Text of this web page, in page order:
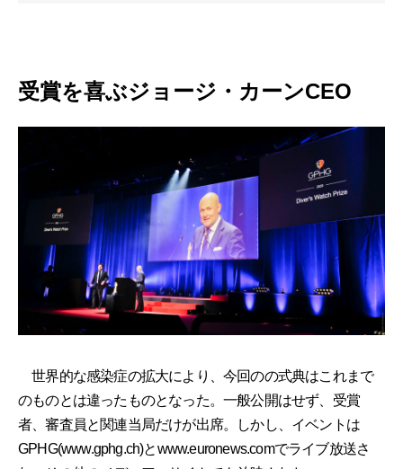
受賞を喜ぶジョージ・カーンCEO
世界的な感染症の拡大により、今回のの式典はこれまで
のものとは違ったものとなった。一般公開はせず、受賞
者、審査員と関連当局だけが出席。しかし、イベントは
GPHG(www.gphg.ch)とwww.euronews.comでライブ放送さ